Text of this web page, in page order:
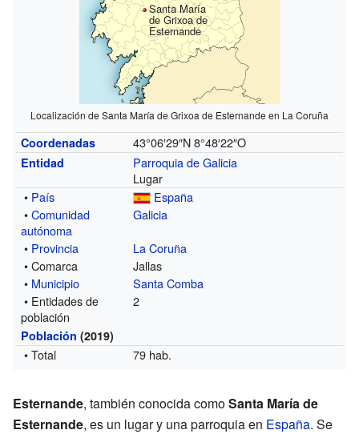
Santa María
de Grixoa de
Esternande
Localización de Santa María de Grixoa de Esternande en La Coruña
Coordenadas 43°06′29″N 8°48′22″O
Entidad
Parroquia de Galicia
Lugar
• País
España
•Comunidad
autónoma
Galicia
• Provincia
La Coruña
• Comarca
Jallas
• Municipio
Santa Comba
• Entidades de
población
2
Población (2019)
• Total 79 hab.
Esternande, también conocida comoSanta María de
Esternande, es un lugar y una parroquia en España. Se